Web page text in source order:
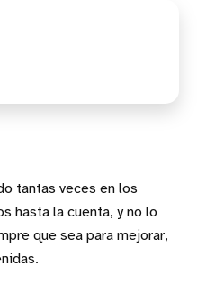
tantas veces en los
hasta la cuenta, y no lo
que sea para mejorar,